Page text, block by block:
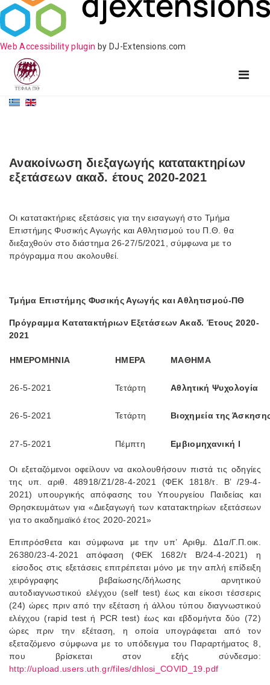
Web Accessibility plugin by DJ-Extensions.com
Ανακοίνωση διεξαγωγής κατατακτηρίων
εξετάσεων ακαδ. έτους 2020-2021
Οι κατατακτήριες εξετάσεις για την εισαγωγή στο Τμήμα
Επιστήμης Φυσικής Αγωγής και Αθλητισμού του Π.Θ. θα
διεξαχθούν στο διάστημα 26-27/5/2021, σύμφωνα με το
πρόγραμμα που ακολουθεί.
Τμήμα Επιστήμης Φυσικής Αγωγής και Αθλητισμού-ΠΘ
Πρόγραμμα Κατατακτήριων Εξετάσεων Ακαδ. Έτους 2020-
2021
ΗΜΕΡΟΜΗΝΙΑ ΗΜΕΡΑ ΜΑΘΗΜΑ
26-5-2021 Τετάρτη Αθλητική Ψυχολογία
26-5-2021 Τετάρτη Βιοχημεία της
27-5-2021 Πέμπτη Εμβιομηχανική Ι
Οι εξεταζόμενοι οφείλουν να ακολουθήσουν πιστά τις οδηγίες
της υπ. αριθ. 48918/Ζ1/28-4-2021 (ΦΕΚ 1818/τ. Β’ /29-4-
2021) υπουργικής απόφασης του Υπουργείου Παιδείας και
Θρησκευμάτων για «Διεξαγωγή των κατατακτηρίων εξετάσεων
για το ακαδημαϊκό έτος 2020-2021»
Επιπρόσθετα και σύμφωνα με την υπ’ Αριθμ. Δ1α/Γ.Π.οικ.
26380/23-4-2021 απόφαση (ΦΕΚ 1682/τ Β/24-4-2021) η
είσοδος στις εξετάσεις επιτρέπεται μόνο με την απλή επίδειξη
χειρόγραφης βεβαίωσης/δήλωσης αρνητικού
αυτοδιαγνωστικού ελέγχου (self test) έως και είκοσι τέσσερις
(24) ώρες πριν από την εξέταση ή άλλου τύπου διαγνωστικού
ελέγχου (rapid test ή PCR test) έως και εβδομήντα δύο (72)
ώρες πριν την εξέταση, η οποία υπογράφεται από τον
εξεταζόμενο σύμφωνα με το υπόδειγμα του Παραρτήματος 8,
που βρίσκεται στον εξής σύνδεσμο:
http://upload.users.uth.gr/files/dhlosi_COVID_19.pdf